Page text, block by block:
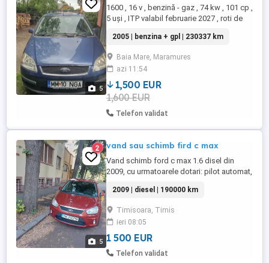
5
1600 , 16 v , benzină - gaz , 74 kw , 101 cp ,
5 uși , ITP valabil februarie 2027 , roti de
2005 | benzina + gpl | 230337 km
Baia Mare, Maramures
azi 11:54
1,500 EUR
1,600 EUR
Telefon validat
5
2 vand sau schimb fird c max
Vand schimb ford c max 1.6 disel din
2009, cu urmatoarele dotari: pilot automat,
spatioasa, 4 geamuri electrice, oglinzi
electrice si incalzite, senzori de parcare
fata+ spate, incalzire scaune, navigatie,
geamuri fumurii spate, carlig de
remorcare, bare porbagaj, ...
2009 | diesel | 190000 km
Timisoara, Timis
ieri 08:05
1 500 EUR
Telefon validat